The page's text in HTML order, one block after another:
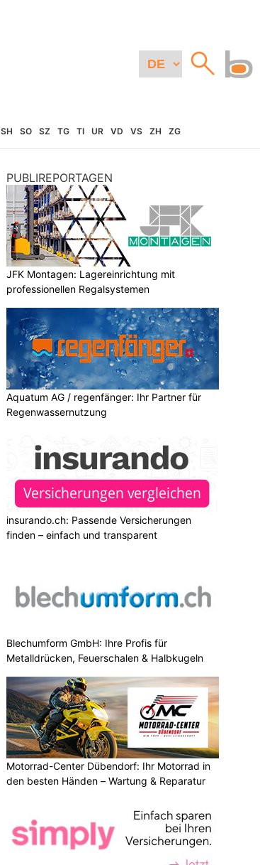
SH SO SZ TG TI UR VD VS ZH ZG
PUBLIREPORTAGEN
JFK Montagen: Lagereinrichtung mit
professionellen Regalsystemen
Aquatum AG / regenfänger: Ihr Partner für
Regenwassernutzung
insurando.ch: Passende Versicherungen
finden – einfach und transparent
Blechumform GmbH: Ihre Profis für
Metalldrücken, Feuerschalen & Halbkugeln
Motorrad-Center Dübendorf: Ihr Motorrad in
den besten Händen – Wartung & Reparatur